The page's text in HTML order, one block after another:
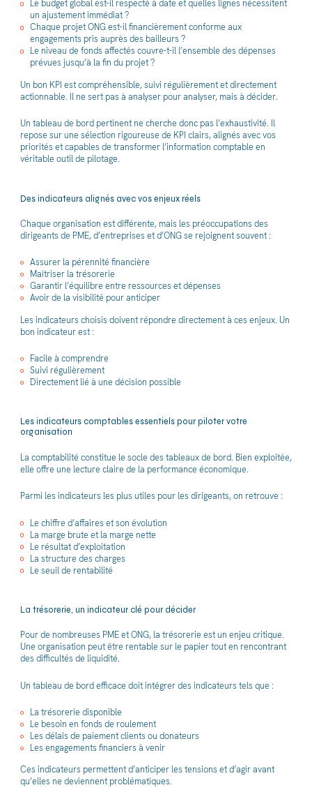
Le budget global est-il respecté à date et quelles lignes nécessitent
un ajustement immédiat ?
Chaque projet ONG est-il financièrement conforme aux
engagements pris auprès des bailleurs ?
Le niveau de fonds affectés couvre-t-il l’ensemble des dépenses
prévues jusqu’à la fin du projet ?
Un bon KPI est compréhensible, suivi régulièrement et directement
actionnable. Il ne sert pas à analyser pour analyser, mais à décider.
Un tableau de bord pertinent ne cherche donc pas l’exhaustivité. Il
repose sur une sélection rigoureuse de KPI clairs, alignés avec vos
priorités et capables de transformer l’information comptable en
véritable outil de pilotage.
Des indicateurs alignés avec vos enjeux réels
Chaque organisation est différente, mais les préoccupations des
dirigeants de PME, d’entreprises et d’ONG se rejoignent souvent :
Assurer la pérennité financière
Maîtriser la trésorerie
Garantir l’équilibre entre ressources et dépenses
Avoir de la visibilité pour anticiper
Les indicateurs choisis doivent répondre directement à ces enjeux. Un
bon indicateur est :
Facile à comprendre
Suivi régulièrement
Directement lié à une décision possible
Les indicateurs comptables essentiels pour piloter votre
organisation
La comptabilité constitue le socle des tableaux de bord. Bien exploitée,
elle offre une lecture claire de la performance économique.
Parmi les indicateurs les plus utiles pour les dirigeants, on retrouve :
Le chiffre d’affaires et son évolution
La marge brute et la marge nette
Le résultat d’exploitation
La structure des charges
Le seuil de rentabilité
La trésorerie, un indicateur clé pour décider
Pour de nombreuses PME et ONG, la trésorerie est un enjeu critique.
Une organisation peut être rentable sur le papier tout en rencontrant
des difficultés de liquidité.
Un tableau de bord efficace doit intégrer des indicateurs tels que :
La trésorerie disponible
Le besoin en fonds de roulement
Les délais de paiement clients ou donateurs
Les engagements financiers à venir
Ces indicateurs permettent d’anticiper les tensions et d’agir avant
qu’elles ne deviennent problématiques.